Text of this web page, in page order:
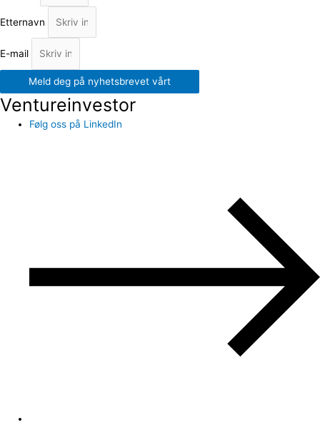
Etternavn
E-mail
Meld deg på nyhetsbrevet vårt
Ventureinvestor
Følg oss på LinkedIn